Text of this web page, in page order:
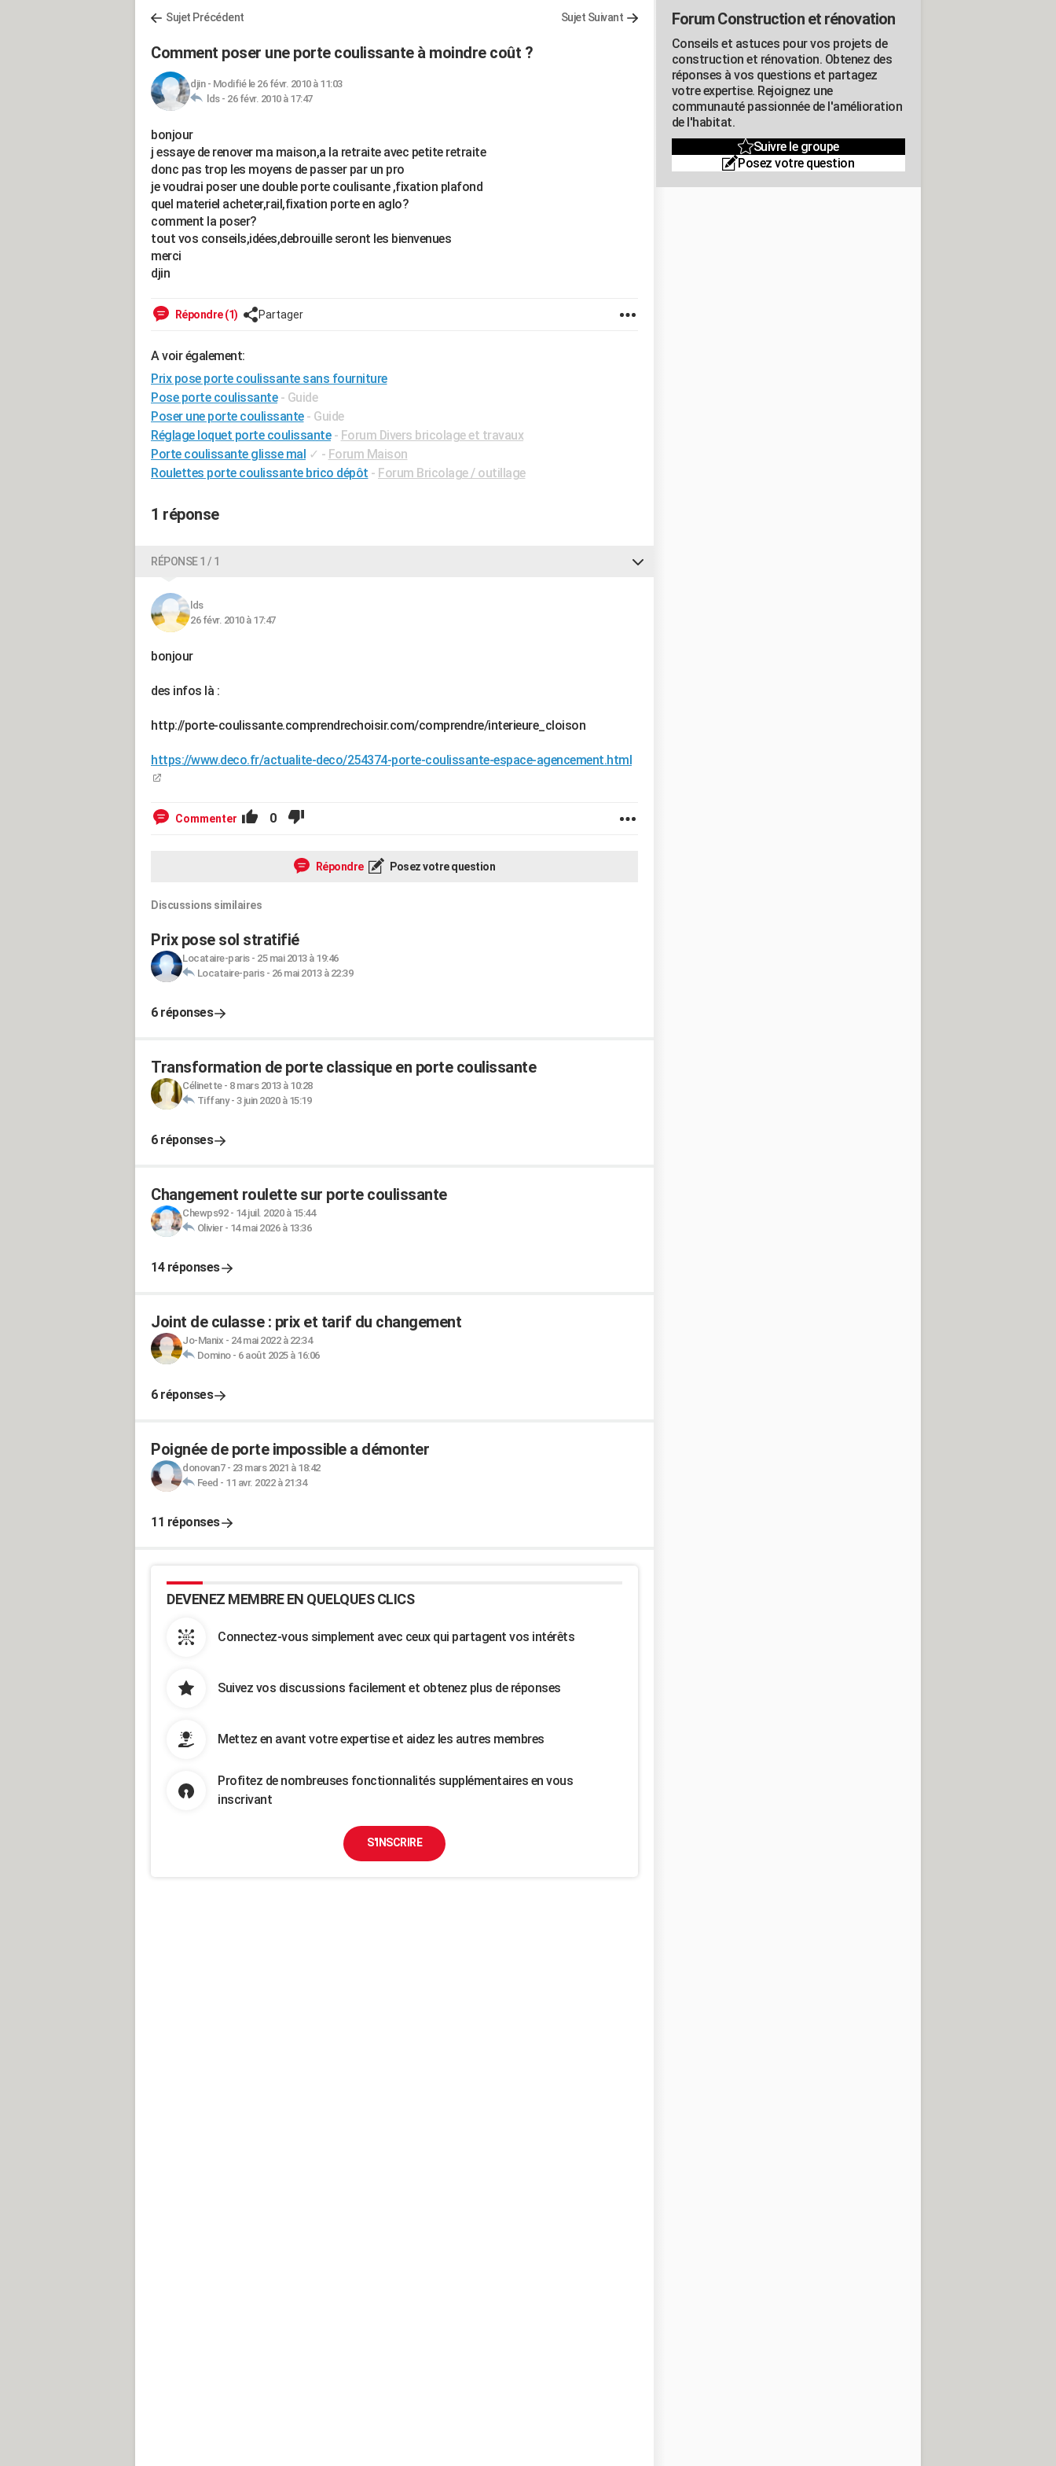
Sujet Précédent Sujet Suivant
Comment poser une porte coulissante à moindre coût ?
djin- Modifié le 26 févr. 2010 à 11:03
lds - 26 févr. 2010 à 17:47
bonjour
j essaye de renover ma maison,a la retraite avec petite retraite
donc pas trop les moyens de passer par un pro
je voudrai poser une double porte coulisante ,fixation plafond
quel materiel acheter,rail,fixation porte en aglo?
comment la poser?
tout vos conseils,idées,debrouille seront les bienvenues
merci
djin
Répondre (1) Partager
A voir également:
Prix pose porte coulissante sans fourniture
Pose porte coulissante - Guide
Poser une porte coulissante - Guide
Réglage loquet porte coulissante - Forum Divers bricolage et travaux
Porte coulissante glisse mal ✓ - Forum Maison
Roulettes porte coulissante brico dépôt - Forum Bricolage / outillage
1 réponse
RÉPONSE 1 / 1
lds
26 févr. 2010 à 17:47
bonjour
des infos là :
http://porte-coulissante.comprendrechoisir.com/comprendre/interieure_cloison
https://www.deco.fr/actualite-deco/254374-porte-coulissante-espace-agencement.html
Commenter 0
Répondre Posez votre question
Discussions similaires
Prix pose sol stratifié
Locataire-paris- 25 mai 2013 à 19:46
Locataire-paris- 26 mai 2013 à 22:39
6 réponses
Transformation de porte classique en porte coulissante
Célinette- 8 mars 2013 à 10:28
Tiffany- 3 juin 2020 à 15:19
6 réponses
Changement roulette sur porte coulissante
Chewps92- 14 juil. 2020 à 15:44
Olivier- 14 mai 2026 à 13:36
14 réponses
Joint de culasse : prix et tarif du changement
Jo-Manix - 24 mai 2022 à 22:34
Domino- 6 août 2025 à 16:06
6 réponses
Poignée de porte impossible a démonter
donovan7- 23 mars 2021 à 18:42
Feed - 11 avr. 2022 à 21:34
11 réponses
DEVENEZ MEMBRE EN QUELQUES CLICS
Connectez-vous simplement avec ceux qui partagent vos intérêts
Suivez vos discussions facilement et obtenez plus de réponses
Mettez en avant votre expertise et aidez les autres membres
Profitez de nombreuses fonctionnalités supplémentaires en vous
inscrivant
S'INSCRIRE
Forum Construction et rénovation
Conseils et astuces pour vos projets de
construction et rénovation. Obtenez des
réponses à vos questions et partagez
votre expertise. Rejoignez une
communauté passionnée de l'amélioration
de l'habitat.
Suivre le groupe
Posez votre question